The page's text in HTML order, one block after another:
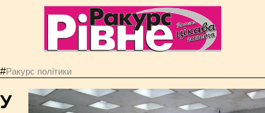
#Ракурс політики
У